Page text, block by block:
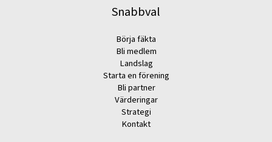
Snabbval
Börja fäkta
Bli medlem
Landslag
Starta en förening
Bli partner
Värderingar
Strategi
Kontakt